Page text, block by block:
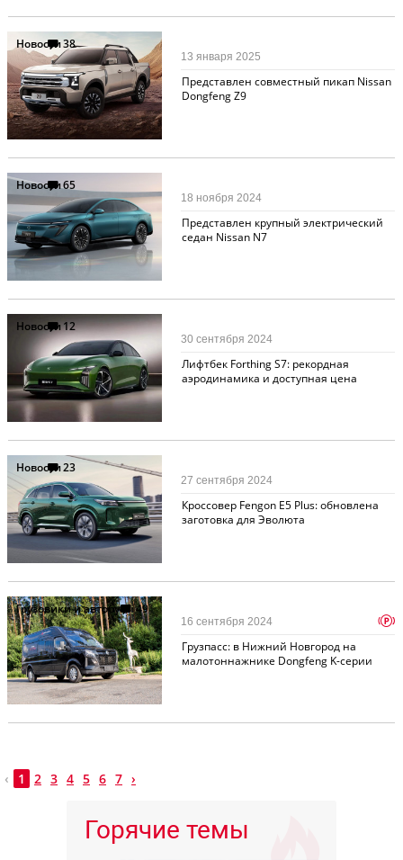
Новости38
Представлен совместный пикап Nissan
Dongfeng Z9
13 января 2025
Новости65
Представлен крупный электрический
седан Nissan N7
18 ноября 2024
Новости12
Лифтбек Forthing S7: рекордная
аэродинамика и доступная цена
30 сентября 2024
Новости23
Кроссовер Fengon E5 Plus: обновлена
заготовка для Эволюта
27 сентября 2024
Грузовики и автобусы49
Грузпасс: в Нижний Новгород на
малотоннажнике Dongfeng K-серии
16 сентября 2024 p
‹ 1 2 3 4 5 6 7 ›
Горячие темы